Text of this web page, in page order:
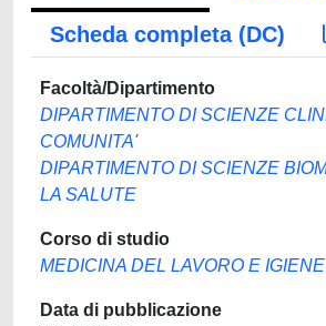
Scheda completa (DC)
Facoltà/Dipartimento
DIPARTIMENTO DI SCIENZE
COMUNITA'
DIPARTIMENTO DI SCIENZE
LA SALUTE
Corso di studio
MEDICINA DEL LAVORO E
Data di pubblicazione